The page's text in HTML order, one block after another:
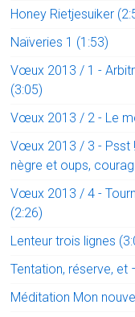
Honey Rietjesuiker
Naïveries 1 (1:53)
Vœux 2013 / 1 -
(3:05)
Vœux 2013 / 2 - Le
Vœux 2013 / 3 - Psst
nègre et oups,
Vœux 2013 / 4 -
(2:26)
Lenteur trois lignes
Tentation, réserve, et
Méditation Mon